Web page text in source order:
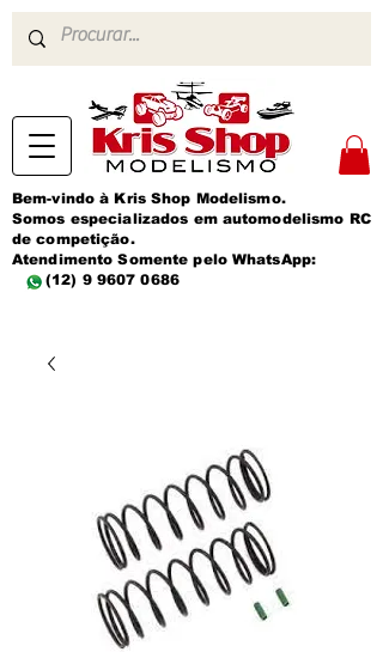
Bem-vindo à Kris Shop Modelismo.
Somos especializados em automodelismo RC
de competição.
Atendimento Somente pelo WhatsApp:
(12) 9 9607 0686